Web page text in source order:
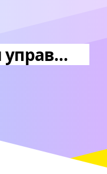
Программа для управления